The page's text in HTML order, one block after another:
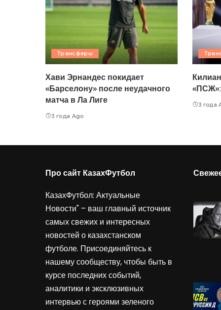
Трансферы
Хави Эрнандес покидает
«Барселону» после неудачного
матча в Ла Лиге
3 года Ago
3 года
Про сайт КазахФутбол
КазахФутбол: Актуальные
Новости" – ваш главный источник
самых свежих и интересных
новостей о казахстанском
футболе. Присоединяйтесь к
нашему сообществу, чтобы быть в
курсе последних событий,
аналитики и эксклюзивных
интервью с героями зеленого